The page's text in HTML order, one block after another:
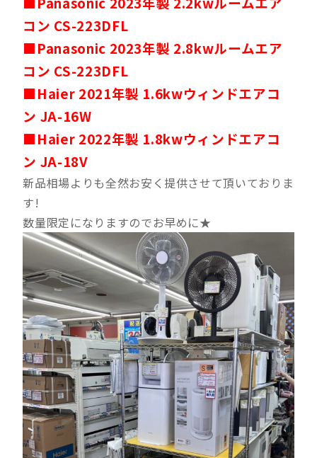
コン CS-223DFL
■Panasonic 2023年製 2.8kwルームエア
コン CS-223DFL
■Haier 2021年製 1.6kwウィンドエアコ
ン JA-16W
■Haier 2022年製 1.8kwウィンドエアコ
ン JA-18V
新品相場よりも全然お安く提供させて頂いておりま
す!
数量限定になりますのでお早めに★